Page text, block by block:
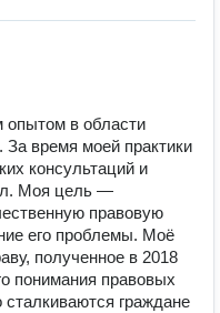
в области
За время моей практики
консультаций и
Моя цель —
правовую
его проблемы. Моё
полученное в 2018
понимания правовых
граждане